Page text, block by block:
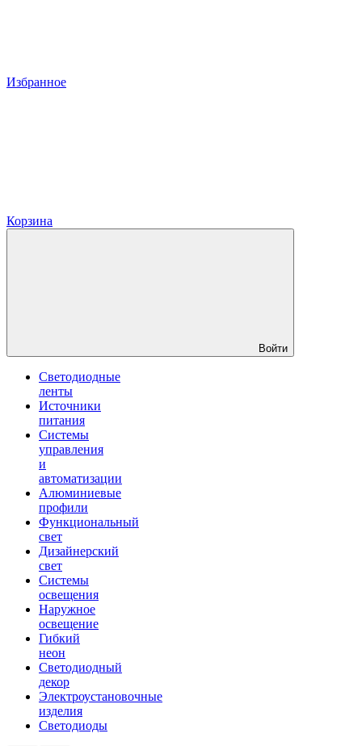
Избранное
Корзина
Войти
Светодиодные
ленты
Источники
питания
Системы
управления
и
автоматизации
Алюминиевые
профили
Функциональный
свет
Дизайнерский
свет
Системы
освещения
Наружное
освещение
Гибкий
неон
Светодиодный
декор
Электроустановочные
изделия
Светодиоды